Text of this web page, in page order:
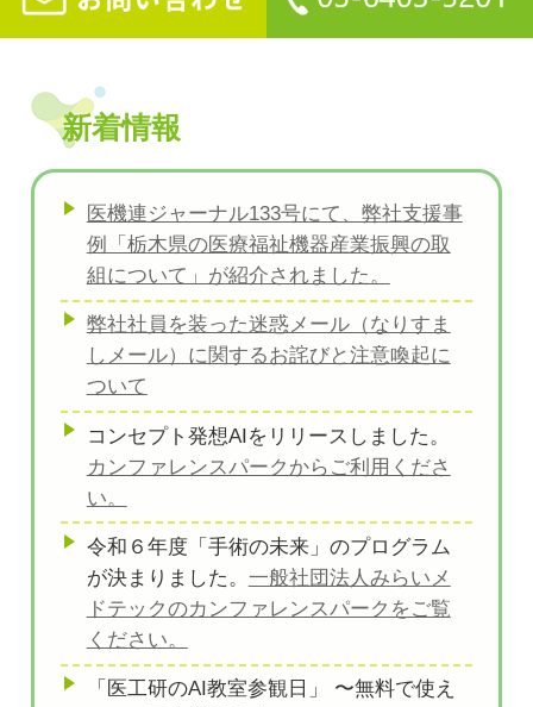
新着情報
医機連ジャーナル133号にて、弊社支援事
例「栃木県の医療福祉機器産業振興の取
組について」が紹介されました。
弊社社員を装った迷惑メール（なりすま
しメール）に関するお詫びと注意喚起に
ついて
コンセプト発想AIをリリースしました。
カンファレンスパークからご利用くださ
い。
令和６年度「手術の未来」のプログラム
が決まりました。 一般社団法人みらいメ
ドテックのカンファレンスパークをご覧
ください。
「医工研のAI教室参観日」 〜無料で使え